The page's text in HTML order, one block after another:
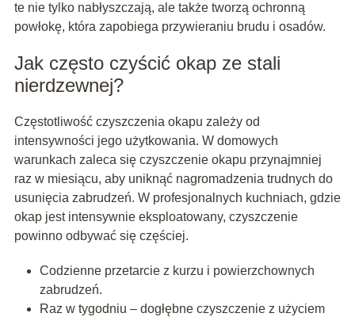
te nie tylko nabłyszczają, ale także tworzą ochronną
powłokę, która zapobiega przywieraniu brudu i osadów.
Jak często czyścić okap ze stali
nierdzewnej?
Częstotliwość czyszczenia okapu zależy od
intensywności jego użytkowania. W domowych
warunkach zaleca się czyszczenie okapu przynajmniej
raz w miesiącu, aby uniknąć nagromadzenia trudnych do
usunięcia zabrudzeń. W profesjonalnych kuchniach, gdzie
okap jest intensywnie eksploatowany, czyszczenie
powinno odbywać się częściej.
Codzienne przetarcie z kurzu i powierzchownych
zabrudzeń.
Raz w tygodniu – dogłębne czyszczenie z użyciem